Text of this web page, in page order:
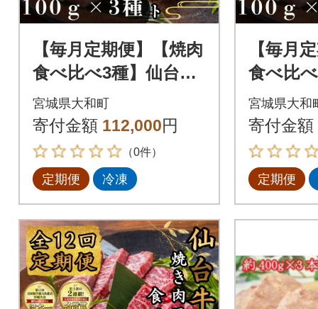
【毎月定期便】【焼肉
食べ比べ3種】仙台牛
ザブトン・トモサン
カク・マルシン 100
g×各1パック全8回
宮城県大和町
寄付金額 112,000円
（0件）
定期便 冷凍
【毎月
食べ比
ザブト
カク・
各1パッ
宮城県大和
寄付金額
定期便